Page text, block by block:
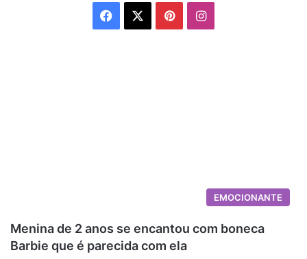
Facebook PinterestInstagram
EMOCIONANTE
Menina de 2 anos se encantou com boneca
Barbie que é parecida com ela